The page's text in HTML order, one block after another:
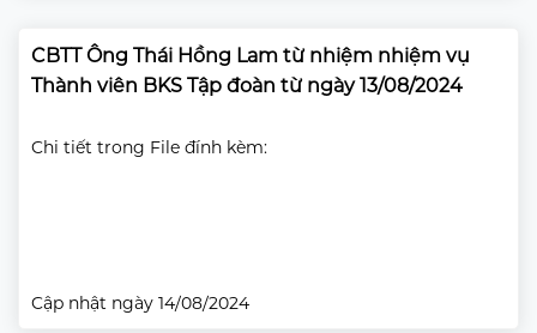
CBTT Ông Thái Hồng Lam từ nhiệm nhiệm vụ
Thành viên BKS Tập đoàn từ ngày 13/08/2024
Chi tiết trong File đính kèm:
Cập nhật ngày 14/08/2024